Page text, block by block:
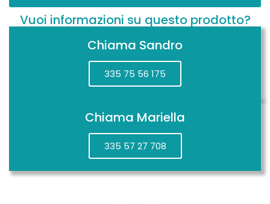
Vuoi informazioni su questo prodotto?
Chiama Sandro
335 75 56 175
Chiama Mariella
335 57 27 708